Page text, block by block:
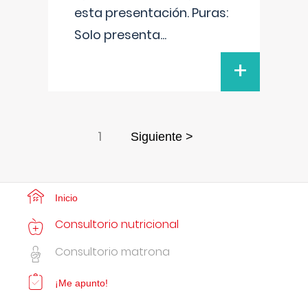
esta presentación. Puras:
Solo presenta...
+
1 Siguiente >
Inicio
Consultorio nutricional
Consultorio matrona
¡Me apunto!